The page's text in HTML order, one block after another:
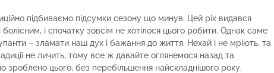
підбиваємо підсумки сезону що минув. Цей рік видався
і спочатку зовсім не хотілося цього робити. Однак саме
– зламати наш дух і бажання до життя. Нехай і не мріють, та
не личить, тому все ж давайте оглянемося назад та
зроблено цього, без перебільшення найскладнішого року.